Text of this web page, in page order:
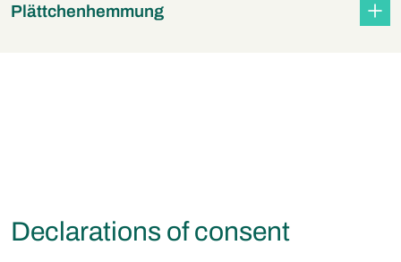
Plättchenhemmung
Declarations of consent